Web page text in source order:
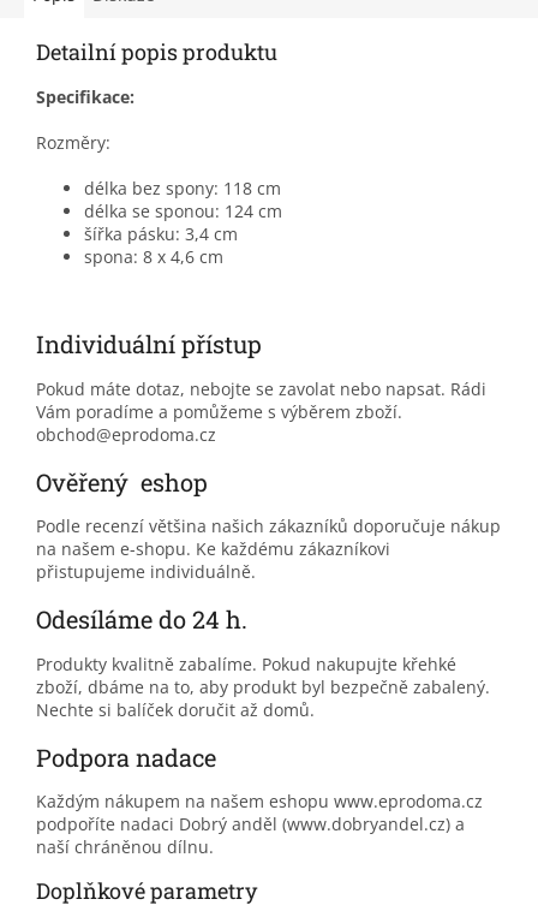
Detailní popis produktu
Specifikace:
Rozměry:
délka bez spony: 118 cm
délka se sponou: 124 cm
šířka pásku: 3,4 cm
spona: 8 x 4,6 cm
Individuální přístup
Pokud máte dotaz, nebojte se zavolat nebo napsat. Rádi
Vám poradíme a pomůžeme s výběrem zboží.
obchod@eprodoma.cz
Ověřený eshop
Podle recenzí většina našich zákazníků doporučuje nákup
na našem e-shopu. Ke každému zákazníkovi
přistupujeme individuálně.
Odesíláme do 24 h.
Produkty kvalitně zabalíme. Pokud nakupujte křehké
zboží, dbáme na to, aby produkt byl bezpečně zabalený.
Nechte si balíček doručit až domů.
Podpora nadace
Každým nákupem na našem eshopu www.eprodoma.cz
podpoříte nadaci Dobrý anděl (www.dobryandel.cz) a
naší chráněnou dílnu.
Doplňkové parametry